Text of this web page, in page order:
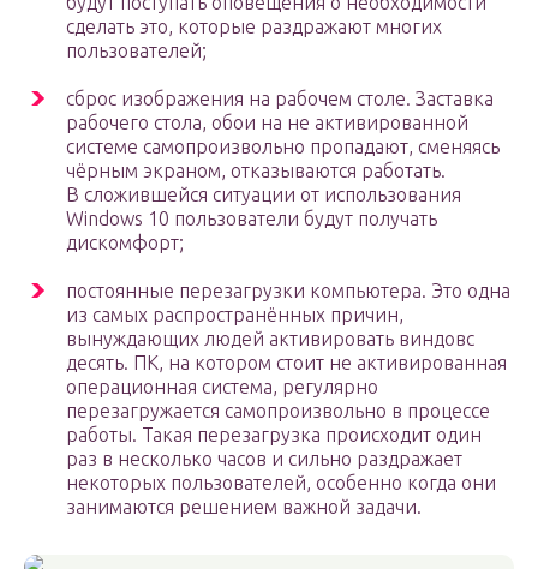
сделать это, которые раздражают многих
пользователей;
сброс изображения на рабочем столе. Заставка
рабочего стола, обои на не активированной
системе самопроизвольно пропадают, сменяясь
чёрным экраном, отказываются работать.
В сложившейся ситуации от использования
Windows 10 пользователи будут получать
дискомфорт;
постоянные перезагрузки компьютера. Это одна
из самых распространённых причин,
вынуждающих людей активировать виндовс
десять. ПК, на котором стоит не активированная
операционная система, регулярно
перезагружается самопроизвольно в процессе
работы. Такая перезагрузка происходит один
раз в несколько часов и сильно раздражает
некоторых пользователей, особенно когда они
занимаются решением важной задачи.